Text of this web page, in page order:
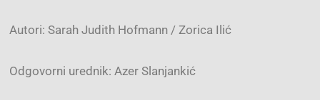
Autori: Sarah Judith Hofmann / Zorica Ilić
Odgovorni urednik: Azer Slanjankić